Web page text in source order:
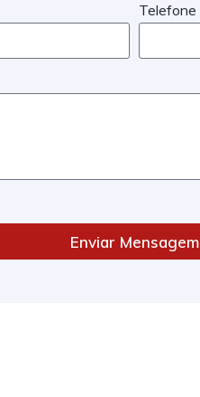
Telefone
Enviar Mensagem